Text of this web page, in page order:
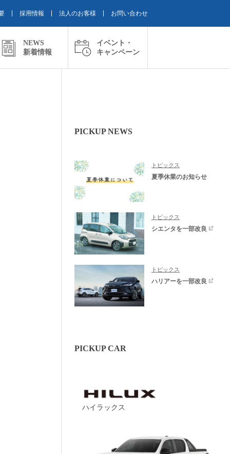
採用情報 法人のお客様 お問い合わせ
NEWS
新着情報
イベント・
キャンペーン
PICKUP NEWS
トピックス
夏季休業のお知らせ
トピックス
シエンタを一部改良
トピックス
ハリアーを一部改良
PICKUP CAR
ハイラックス